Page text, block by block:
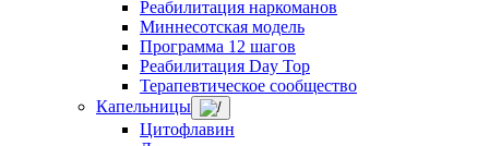
Реабилитация наркоманов
Миннесотская модель
Программа 12 шагов
Реабилитация Day Top
Терапевтическое сообщество
Капельницы
Цитофлавин